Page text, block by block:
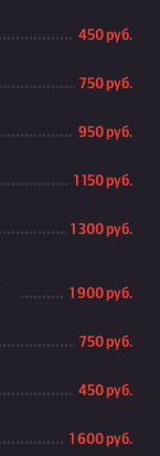
450 руб.
750 руб.
950 руб.
1 150 руб.
1 300 руб.
1 900 руб.
750 руб.
450 руб.
1 600 руб.